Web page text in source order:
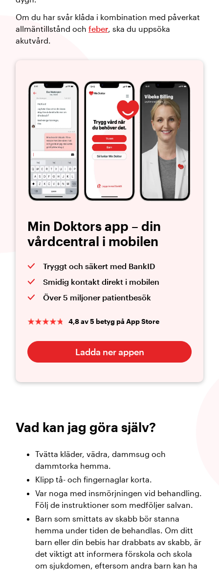
Om du har svår klåda i kombination med påverkat
allmäntillstånd och feber, ska du uppsöka
akutvård.
Min Doktors app – din
vårdcentral i mobilen
Tryggt och säkert med BankID
Smidig kontakt direkt i mobilen
Över 5 miljoner patientbesök
4,8 av 5 betyg på App Store
Ladda ner appen
Vad kan jag göra själv?
Tvätta kläder, vädra, dammsug och
dammtorka hemma.
Klipp tå- och fingernaglar korta.
Var noga med insmörjningen vid behandling.
Följ de instruktioner som medföljer salvan.
Barn som smittats av skabb bör stanna
hemma under tiden de behandlas. Om ditt
barn eller din bebis har drabbats av skabb, är
det viktigt att informera förskola och skola
om sjukdomen, eftersom andra barn kan ha